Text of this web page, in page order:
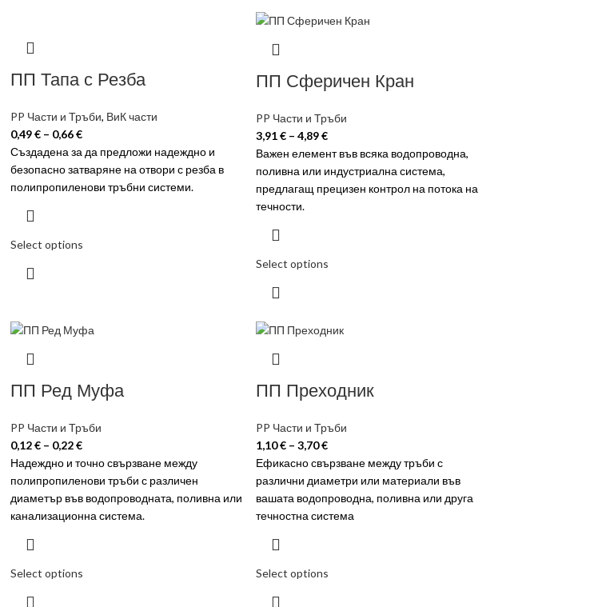
ПП Тапа с Резба
PP Части и Тръби, ВиК части
0,49€ – 0,66€
Създадена за да предложи надеждно и
безопасно затваряне на отвори с резба в
полипропиленови тръбни системи.
Select options
ПП Сферичен Кран
PP Части и Тръби
3,91€ – 4,89€
Важен елемент във всяка водопроводна,
поливна или индустриална система,
предлагащ прецизен контрол на потока на
течности.
Select options
ПП Ред Муфа
PP Части и Тръби
0,12€ – 0,22€
Надеждно и точно свързване между
полипропиленови тръби с различен
диаметър във водопроводната, поливна или
канализационна система.
Select options
ПП Преходник
PP Части и Тръби
1,10€ – 3,70€
Ефикасно свързване между тръби с
различни диаметри или материали във
вашата водопроводна, поливна или друга
течностна система
Select options